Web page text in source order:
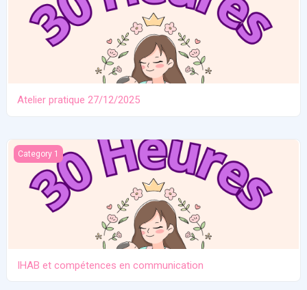
Atelier pratique 27/12/2025
IHAB et compétences en communication
Category 1
IHAB et compétences en communication